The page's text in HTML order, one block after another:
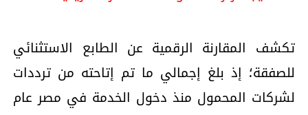
تكشف المقارنة الرقمية عن الطابع الاستثنائي
للصفقة؛ إذ بلغ إجمالي ما تم إتاحته من ترددات
لشركات المحمول منذ دخول الخدمة في مصر عام